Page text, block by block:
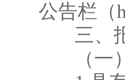
公告栏（
三、
（一）